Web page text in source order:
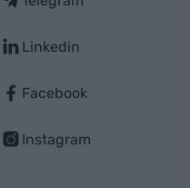
Linkedin
Facebook
Instagram